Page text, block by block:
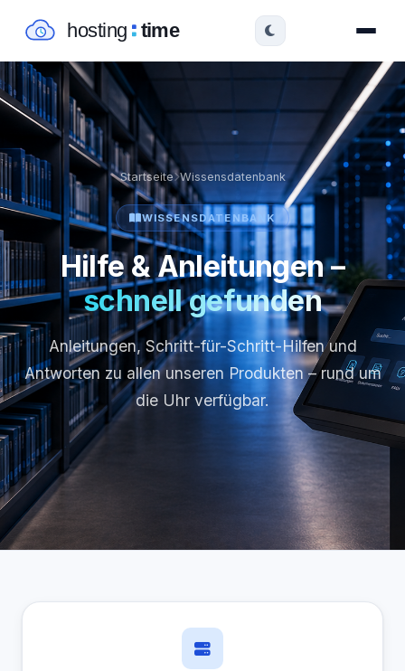
Startseite Wissensdatenbank
WISSENSDATENBANK
Hilfe & Anleitungen –
schnell gefunden
Anleitungen, Schritt-für-Schritt-Hilfen und
Antworten zu allen unseren Produkten – rund um
die Uhr verfügbar.